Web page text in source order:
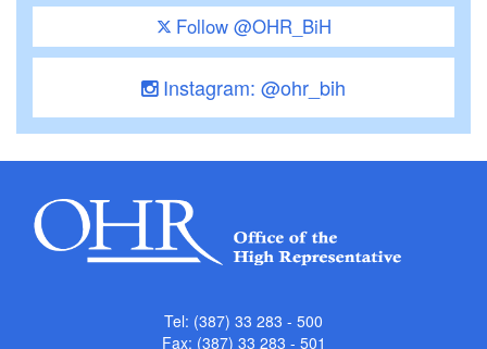
Follow @OHR_BiH
Instagram: @ohr_bih
Tel: (387) 33 283 - 500
Fax: (387) 33 283 - 501